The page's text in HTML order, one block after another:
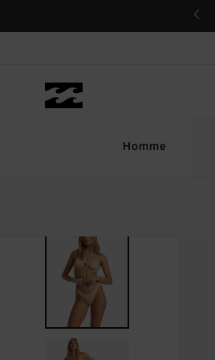
Homme